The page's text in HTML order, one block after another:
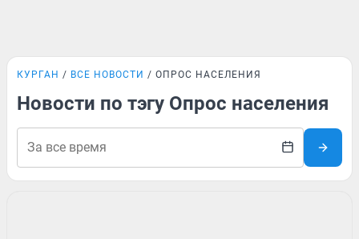
КУРГАН ВСЕ НОВОСТИ ОПРОС НАСЕЛЕНИЯ
Новости по тэгу Опрос населения